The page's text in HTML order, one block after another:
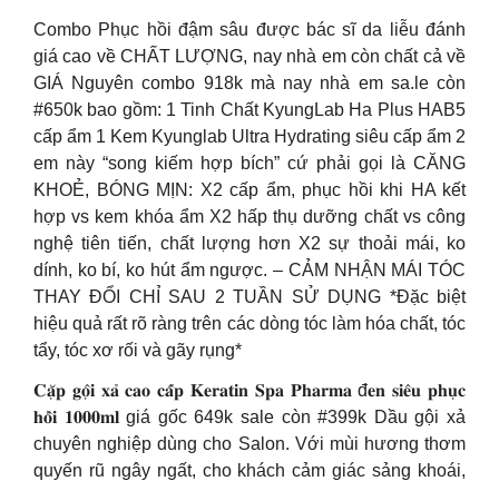
Combo Phục hồi đậm sâu được bác sĩ da liễu đánh
giá cao về CHẤT LƯỢNG, nay nhà em còn chất cả về
GIÁ Nguyên combo 918k mà nay nhà em sa.le còn
#650k bao gồm: 1 Tinh Chất KyungLab Ha Plus HAB5
cấp ẩm 1 Kem Kyunglab Ultra Hydrating siêu cấp ẩm 2
em này “song kiếm hợp bích” cứ phải gọi là CĂNG
KHOẺ, BÓNG MỊN: X2 cấp ẩm, phục hồi khi HA kết
hợp vs kem khóa ẩm X2 hấp thụ dưỡng chất vs công
nghệ tiên tiến, chất lượng hơn X2 sự thoải mái, ko
dính, ko bí, ko hút ẩm ngược. – CẢM NHẬN MÁI TÓC
THAY ĐỔI CHỈ SAU 2 TUẦN SỬ DỤNG *Đặc biệt
hiệu quả rất rõ ràng trên các dòng tóc làm hóa chất, tóc
tẩy, tóc xơ rối và gãy rụng*
𝐂𝐚̣̆𝐩 𝐠𝐨̣̂𝐢 𝐱𝐚̉ 𝐜𝐚𝐨 𝐜𝐚̂́𝐩 𝐊𝐞𝐫𝐚𝐭𝐢𝐧 𝐒𝐩𝐚 𝐏𝐡𝐚𝐫𝐦𝐚 đ𝐞𝐧 𝐬𝐢𝐞̂𝐮 𝐩𝐡𝐮̣𝐜
𝐡𝐨̂̀𝐢 𝟏𝟎𝟎𝟎𝐦𝐥 giá gốc 649k sale còn #399k Dầu gội xả
chuyên nghiệp dùng cho Salon. Với mùi hương thơm
quyến rũ ngây ngất, cho khách cảm giác sảng khoái,